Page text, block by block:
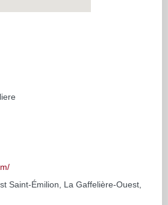
Saint-Émilion, La Gaffelière-Ouest,